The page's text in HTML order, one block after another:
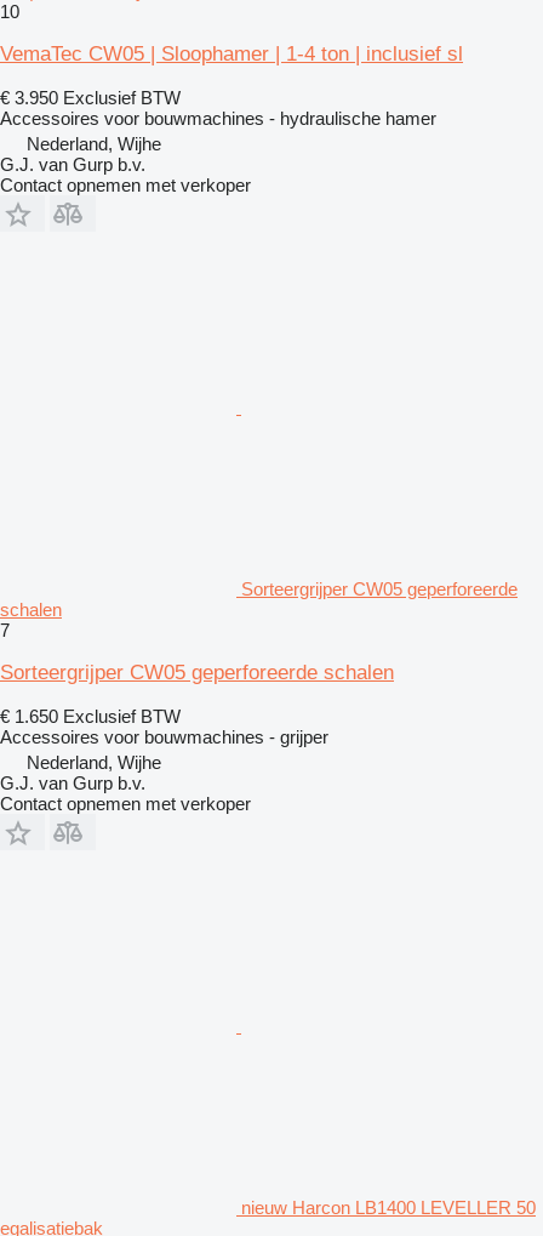
10
VemaTec CW05 | Sloophamer | 1-4 ton | inclusief sl
€ 3.950 Exclusief BTW
Accessoires voor bouwmachines - hydraulische hamer
Nederland, Wijhe
G.J. van Gurp b.v.
Contact opnemen met verkoper
Sorteergrijper CW05 geperforeerde
schalen
7
Sorteergrijper CW05 geperforeerde schalen
€ 1.650 Exclusief BTW
Accessoires voor bouwmachines - grijper
Nederland, Wijhe
G.J. van Gurp b.v.
Contact opnemen met verkoper
nieuw Harcon LB1400 LEVELLER 50
egalisatiebak